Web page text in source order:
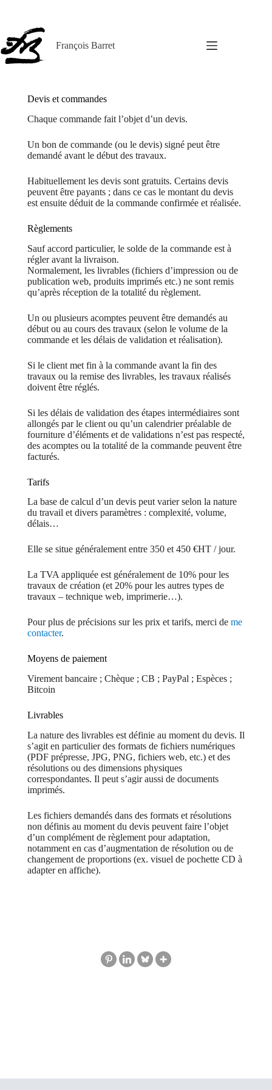
François Barret
Devis et commandes
Chaque commande fait l’objet d’un devis.
Un bon de commande (ou le devis) signé peut être
demandé avant le début des travaux.
Habituellement les devis sont gratuits. Certains devis
peuvent être payants ; dans ce cas le montant du devis
est ensuite déduit de la commande confirmée et réalisée.
Règlements
Sauf accord particulier, le solde de la commande est à
régler avant la livraison.
Normalement, les livrables (fichiers d’impression ou de
publication web, produits imprimés etc.) ne sont remis
qu’après réception de la totalité du règlement.
Un ou plusieurs acomptes peuvent être demandés au
début ou au cours des travaux (selon le volume de la
commande et les délais de validation et réalisation).
Si le client met fin à la commande avant la fin des
travaux ou la remise des livrables, les travaux réalisés
doivent être réglés.
Si les délais de validation des étapes intermédiaires sont
allongés par le client ou qu’un calendrier préalable de
fourniture d’éléments et de validations n’est pas respecté,
des acomptes ou la totalité de la commande peuvent être
facturés.
Tarifs
La base de calcul d’un devis peut varier selon la nature
du travail et divers paramètres : complexité, volume,
délais…
Elle se situe généralement entre 350 et 450 €HT / jour.
La TVA appliquée est généralement de 10% pour les
travaux de création (et 20% pour les autres types de
travaux – technique web, imprimerie…).
Pour plus de précisions sur les prix et tarifs, merci de me
contacter.
Moyens de paiement
Virement bancaire ; Chèque ; CB ; PayPal ; Espèces ;
Bitcoin
Livrables
La nature des livrables est définie au moment du devis. Il
s’agit en particulier des formats de fichiers numériques
(PDF prépresse, JPG, PNG, fichiers web, etc.) et des
résolutions ou des dimensions physiques
correspondantes. Il peut s’agir aussi de documents
imprimés.
Les fichiers demandés dans des formats et résolutions
non définis au moment du devis peuvent faire l’objet
d’un complément de règlement pour adaptation,
notamment en cas d’augmentation de résolution ou de
changement de proportions (ex. visuel de pochette CD à
adapter en affiche).